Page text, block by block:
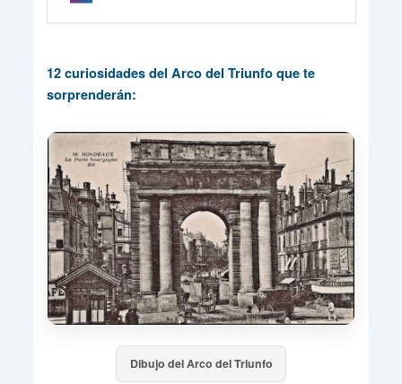
12 curiosidades del Arco del Triunfo que te
sorprenderán:
Dibujo del Arco del Triunfo